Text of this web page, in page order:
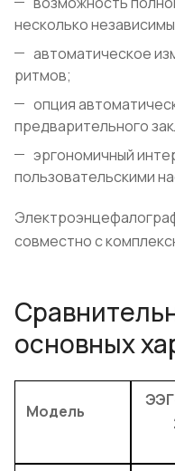
несколько
автоматическое
ритмов;
опция
предварительного
эргономичный
пользовательскими
совместно с
основных
Модель